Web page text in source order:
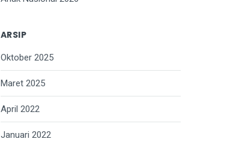
ARSIP
Oktober 2025
Maret 2025
April 2022
Januari 2022